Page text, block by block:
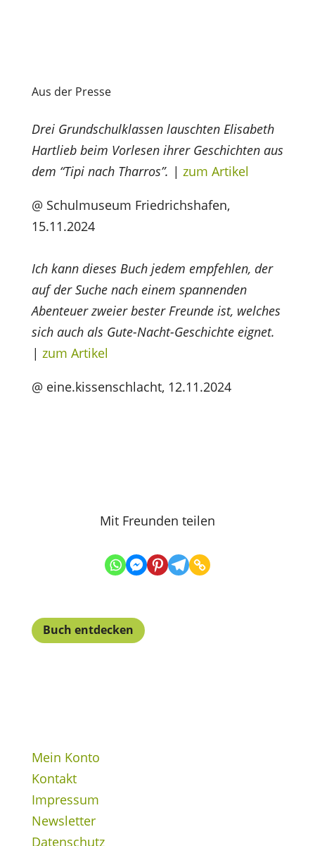
Aus der Presse
Drei Grundschulklassen lauschten Elisabeth
Hartlieb beim Vorlesen ihrer Geschichten aus
dem “Tipi nach Tharros”. | zum Artikel
@ Schulmuseum Friedrichshafen,
15.11.2024
Ich kann dieses Buch jedem empfehlen, der
auf der Suche nach einem spannenden
Abenteuer zweier bester Freunde ist, welches
sich auch als Gute-Nacht-Geschichte eignet.
| zum Artikel
@ eine.kissenschlacht, 12.11.2024
Mit Freunden teilen
Buch entdecken
Mein Konto
Kontakt
Impressum
Newsletter
Datenschutz